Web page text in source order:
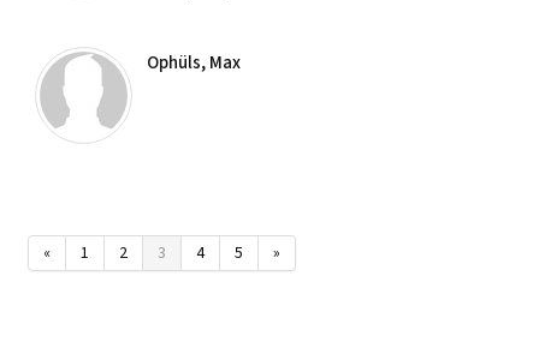
Ophüls, Max
« 1 2 3 4 5 »